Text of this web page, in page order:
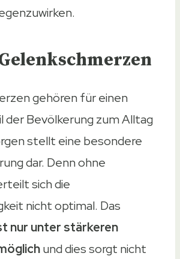
gehören für einen
der Bevölkerung zum Alltag
stellt eine besondere
dar. Denn ohne
sich die
nicht optimal. Das
nur unter stärkeren
und dies sorgt nicht